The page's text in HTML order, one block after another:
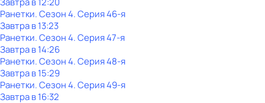
Ранетки. Сезон 4. Серия 46-я
Завтра в 13:23
Ранетки. Сезон 4. Серия 47-я
Завтра в 14:26
Ранетки. Сезон 4. Серия 48-я
Завтра в 15:29
Ранетки. Сезон 4. Серия 49-я
Завтра в 16:32